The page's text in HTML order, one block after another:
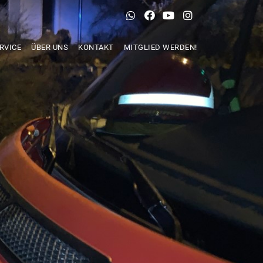
ÜBER UNS KONTAKT MITGLIED WERDEN!